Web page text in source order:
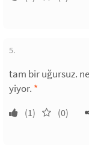
5.
tam bir uğursuz.
yiyor. *
(1) (0)